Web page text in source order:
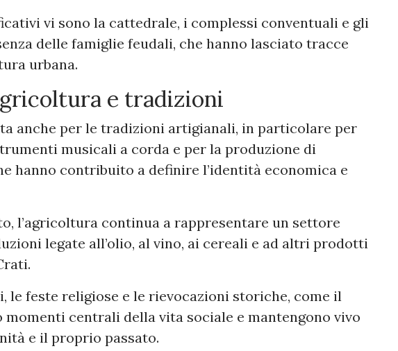
vi sono la cattedrale, i complessi conventuali e gli
delle famiglie feudali, che hanno lasciato tracce
urbana.
e tradizioni
anche per le tradizioni artigianali, in particolare per
musicali a corda e per la produzione di
hanno contribuito a definire l’identità economica e
l’agricoltura continua a rappresentare un settore
legate all’olio, al vino, ai cereali e ad altri prodotti
le feste religiose e le rievocazioni storiche, come il
momenti centrali della vita sociale e mantengono vivo
e il proprio passato.